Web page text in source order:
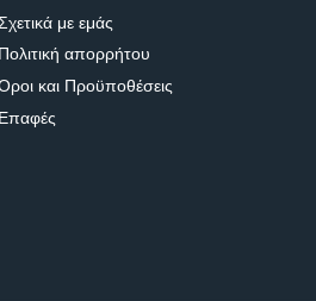
με εμάς
Πολιτική απορρήτου
και Προϋποθέσεις
Επαφές